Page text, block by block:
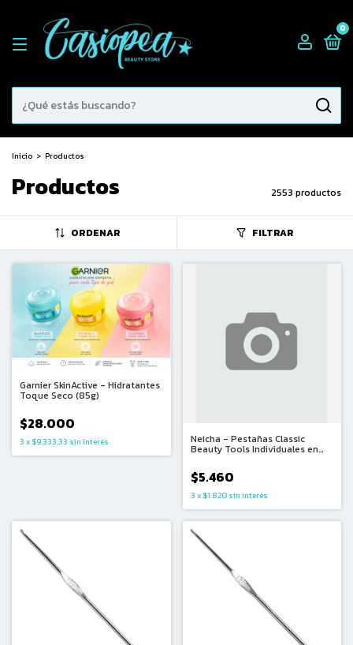
0
Inicio > Productos
Productos 2553 productos
ORDENAR FILTRAR
Garnier SkinActive - Hidratantes
Toque Seco (85g)
$28.000
3 x $9.333,33 sin interés Neicha - Pestañas Classic
Beauty Tools Individuales en
$5.460
3 x $1.820 sin interés